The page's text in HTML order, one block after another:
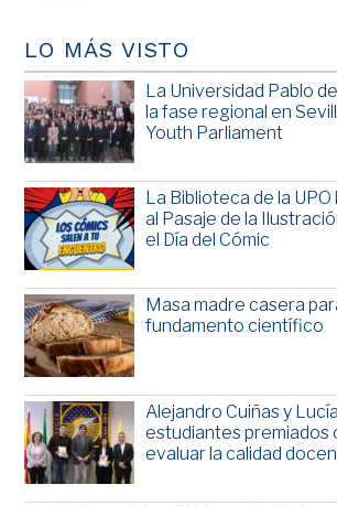
LO MÁS VISTO
La Universidad Pablo
la fase regional en
Youth Parliament
La Biblioteca de la
al Pasaje de la
el Día del Cómic
Masa madre casera
fundamento científico
Alejandro Cuiñas y
estudiantes premiados
evaluar la calidad